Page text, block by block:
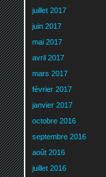
juillet 2017
juin 2017
mai 2017
avril 2017
mars 2017
février 2017
janvier 2017
octobre 2016
septembre 2016
août 2016
juillet 2016